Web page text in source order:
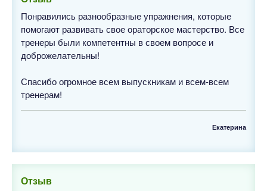
Понравились разнообразные упражнения, которые
помогают развивать свое ораторское мастерство. Все
тренеры были компетентны в своем вопросе и
доброжелательны!
Спасибо огромное всем выпускникам и всем-всем
тренерам!
Екатерина
Отзыв